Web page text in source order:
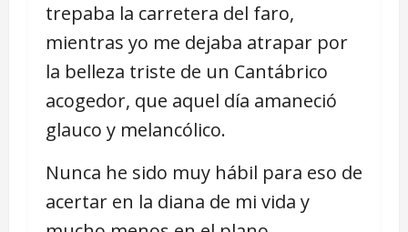
trepaba la carretera del faro,
mientras yo me dejaba atrapar por
la belleza triste de un Cantábrico
acogedor, que aquel día amaneció
glauco y melancólico.
Nunca he sido muy hábil para eso de
acertar en la diana de mi vida y